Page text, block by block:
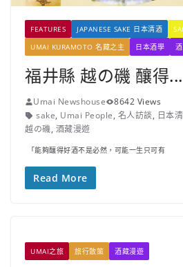
FEATURES JAPANESE SAKE 日本清酒
UMAI KURAMOTO 名藏之主
日本酒學
福井縣 越の磯 釀得...
Umai Newshouse
8642 Views
sake, Umai People, 名人訪談, 日本
越の磯, 酒藏漫遊
「能夠釀得好酒不是必然，可能一生只可有
Read More
UMAI之旅 旅行散策 酒藏漫遊